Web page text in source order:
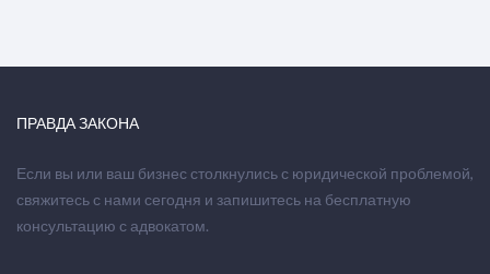
ПРАВДА ЗАКОНА
Если вы или ваш бизнес столкнулись с юридической проблемой,
свяжитесь с нами сегодня и запишитесь на бесплатную
консультацию с адвокатом.